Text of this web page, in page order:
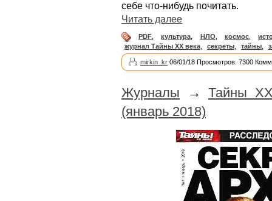
себе что-нибудь почитать.
Читать далее
PDF культура НЛО космос,
журнал Тайны XX века
секреты тайны
mirkin_kr 06/01/18 Просмотров: 7300
Журналы → Тайны
(январь 2018)